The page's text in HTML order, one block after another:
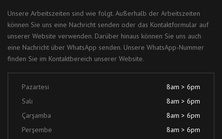
Unsere Arbeitszeiten sind wie folgt. Außerhalb der Arbeitszeiten
können Sie uns eine Nachricht senden oder das Kontaktformular auf
unserer Website verwenden. Darüber hinaus können Sie uns auch
eine Nachricht über WhatsApp senden. Unsere WhatsApp-Nummer
finden Sie im Kontaktbereich unserer Website.
Pazartesi
8am > 6pm
Salı
8am > 6pm
Çarşamba
8am > 6pm
Perşembe
8am > 6pm